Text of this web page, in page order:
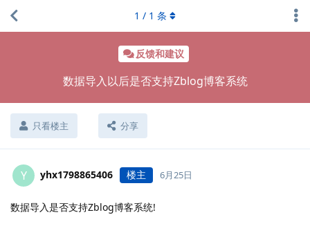
反馈和建议
数据导入以后是否支持Zblog博客系统
只看楼主 分享
1 / 1 条
Y yhx1798865406 楼主 6月25日
数据导入是否支持Zblog博客系统!